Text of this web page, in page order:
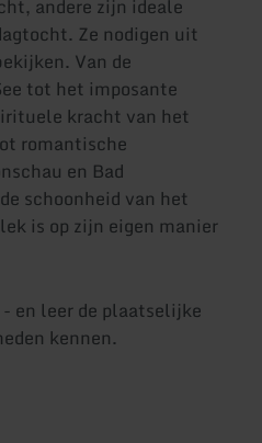
andere zijn ideale
Ze nodigen uit
Van de
tot het imposante
kracht van het
romantische
en Bad
schoonheid van het
is op zijn eigen manier
en leer de plaatselijke
kennen.